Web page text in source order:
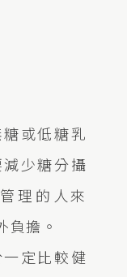
或低糖乳
少糖分攝
理的人來
負擔。
定比較健